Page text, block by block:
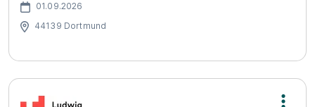
01.09.2026
44139 Dortmund